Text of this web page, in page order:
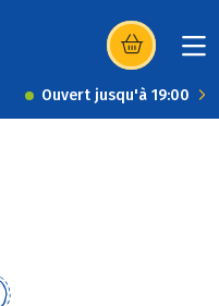
(s’ouvre dans
Ouvert jusqu'à 19:00